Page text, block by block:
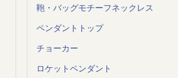
鞄・バッグモチーフネックレス
ペンダントトップ
チョーカー
ロケットペンダント